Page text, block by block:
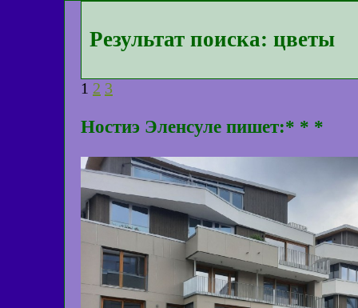
Результат поиска: цветы
1 2 3
Ностиэ Эленсуле пишет:* * *